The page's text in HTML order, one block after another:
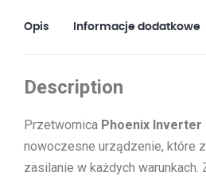
Opis Informacje dodatkowe
Description
Przetwornica Phoenix Inverter
nowoczesne urządzenie, które
zasilanie w każdych warunkach.